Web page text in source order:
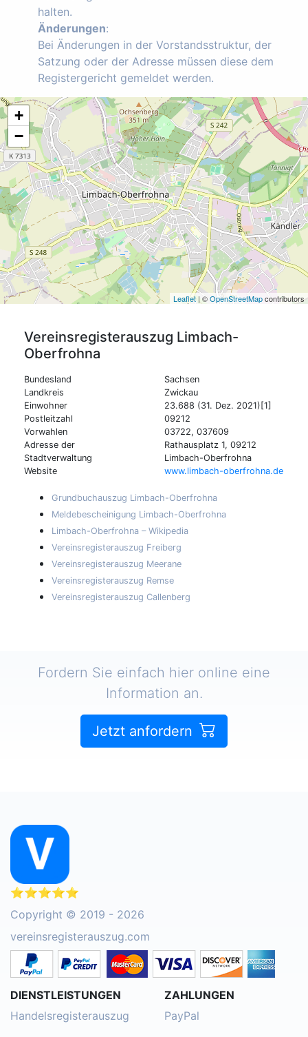
halten.
Änderungen:
Bei Änderungen in der Vorstandsstruktur, der
Satzung oder der Adresse müssen diese dem
Registergericht gemeldet werden.
+
−
Leaflet| ©OpenStreetMapcontributors
Vereinsregisterauszug Limbach-
Oberfrohna
Bundesland
Sachsen
Landkreis
Zwickau
Einwohner
23.688 (31. Dez. 2021)[1]
Postleitzahl
09212
Vorwahlen
03722, 037609
Adresse der
Stadtverwaltung
Rathausplatz 1, 09212
Limbach-Oberfrohna
Website
www.limbach-oberfrohna.de
Grundbuchauszug Limbach-Oberfrohna
Meldebescheinigung Limbach-Oberfrohna
Limbach-Oberfrohna – Wikipedia
Vereinsregisterauszug Freiberg
Vereinsregisterauszug Meerane
Vereinsregisterauszug Remse
Vereinsregisterauszug Callenberg
Fordern Sie einfach hier online eine
Information an.
Jetzt anfordern
⭐⭐⭐⭐⭐
Copyright © 2019 - 2026
vereinsregisterauszug.com
DIENSTLEISTUNGEN
Handelsregisterauszug
ZAHLUNGEN
PayPal